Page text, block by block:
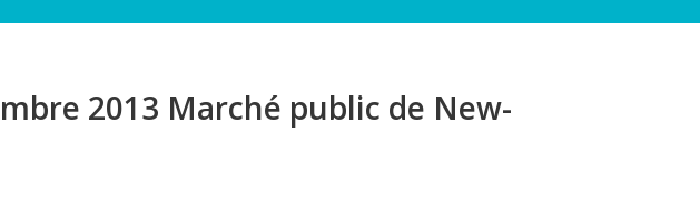
2013 Marché public de New-